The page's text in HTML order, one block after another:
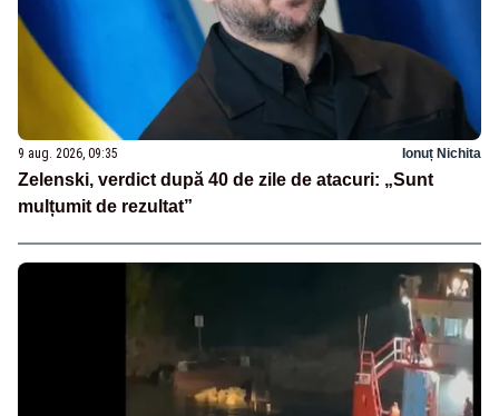
9 aug. 2026, 09:35 Ionuț Nichita
Zelenski, verdict după 40 de zile de atacuri: „Sunt
mulțumit de rezultat”